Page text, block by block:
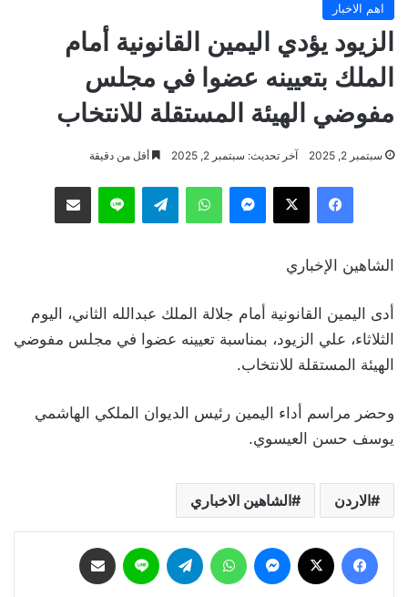
اهم الاخبار
الزيود يؤدي اليمين القانونية أمام
الملك بتعيينه عضوا في مجلس
مفوضي الهيئة المستقلة للانتخاب
سبتمبر 2, 2025 آخر تحديث: سبتمبر 2, 2025 أقل من دقيقة
فيسبوك ‫X ماسنجر واتساب تيلقرام لاين مشاركة عبر البريد
الشاهين الإخباري
أدى اليمين القانونية أمام جلالة الملك عبدالله الثاني، اليوم
الثلاثاء، علي الزيود، بمناسبة تعيينه عضوا في مجلس مفوضي
الهيئة المستقلة للانتخاب.
وحضر مراسم أداء اليمين رئيس الديوان الملكي الهاشمي
يوسف حسن العيسوي.
الاردن الشاهين الاخباري
فيسبوك ماسنجر واتساب تيلقرام لاين